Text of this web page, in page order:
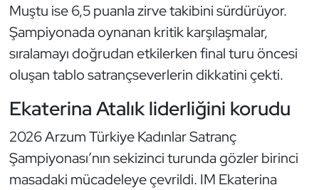
Muştu ise 6,5 puanla zirve takibini sürdürüyor.
Şampiyonada oynanan kritik karşılaşmalar,
sıralamayı doğrudan etkilerken final turu öncesi
oluşan tablo satrançseverlerin dikkatini çekti.
Ekaterina Atalık liderliğini korudu
2026 Arzum Türkiye Kadınlar Satranç
Şampiyonası’nın sekizinci turunda gözler birinci
masadaki mücadeleye çevrildi. IM Ekaterina
Genel
Güreş
Halter